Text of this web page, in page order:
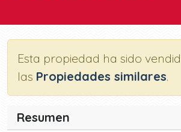
Esta propiedad ha sido
las Propiedades similares.
Resumen